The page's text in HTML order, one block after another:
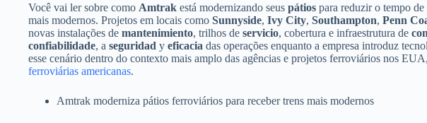
Você vai ler sobre como Amtrak está modernizando seus pátios para reduzir o tempo
mais modernos. Projetos em locais como Sunnyside, Ivy City, Southampton, Penn
novas instalações de mantenimiento, trilhos de servicio, cobertura e infraestrutura de
confiabilidade, a seguridad y eficacia das operações enquanto a empresa introduz
esse cenário dentro do contexto mais amplo das agências e projetos ferroviários nos
ferroviárias americanas.
Amtrak moderniza pátios ferroviários para receber trens mais modernos